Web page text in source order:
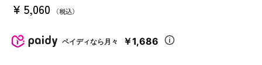
¥ 5,060 税込
ペイディなら月々 ￥1,686